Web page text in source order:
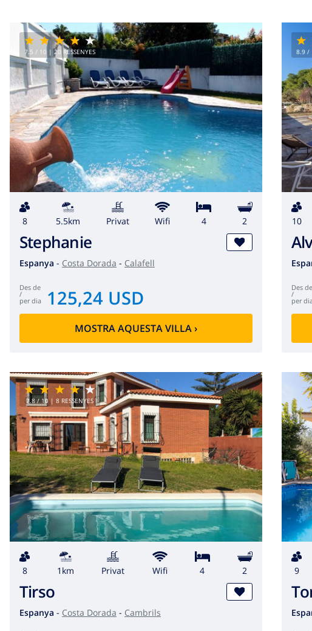
7.5 / 10 |20 RESSENYES
8 5.5km Privat wifi 4 2
Stephanie
Espanya - Costa Dorada - Calafell
des de
/
per dia 125,24 USD
MOSTRA AQUESTA VILLA›
8.9 /
10
des de
/
per
7.8/ 10 | 8 RESSENYES
8 1km Privat wifi 4 2
Tirso
Espanya - Costa Dorada - Cambrils
9